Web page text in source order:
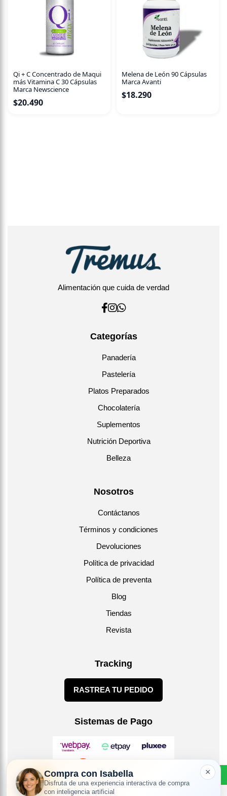
Qi + C Concentrado de Maqui
más Vitamina C 30 Cápsulas
Marca Newscience
$20.490
Melena de León 90 Cápsulas
Marca Avanti
$18.290
Alimentación que cuida de verdad
Categorías
Panadería
Pastelería
Platos Preparados
Chocolatería
Suplementos
Nutrición Deportiva
Belleza
Nosotros
Contáctanos
Términos y condiciones
Devoluciones
Política de privacidad
Política de preventa
Blog
Tiendas
Revista
Tracking
RASTREA TU PEDIDO
Sistemas de Pago